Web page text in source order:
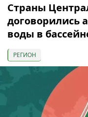
Страны
договорились
воды в
РЕГИОН